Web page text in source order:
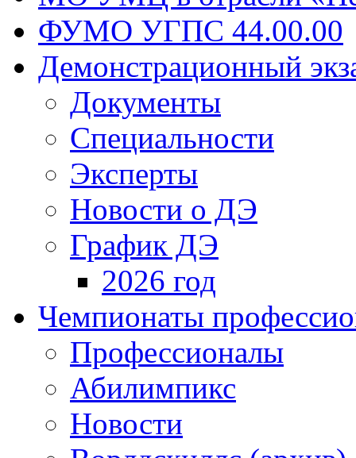
ФУМО УГПС 44.00.00
Демонстрационный
Документы
Специальности
Эксперты
Новости о ДЭ
График ДЭ
2026 год
Чемпионаты
Профессионалы
Абилимпикс
Новости